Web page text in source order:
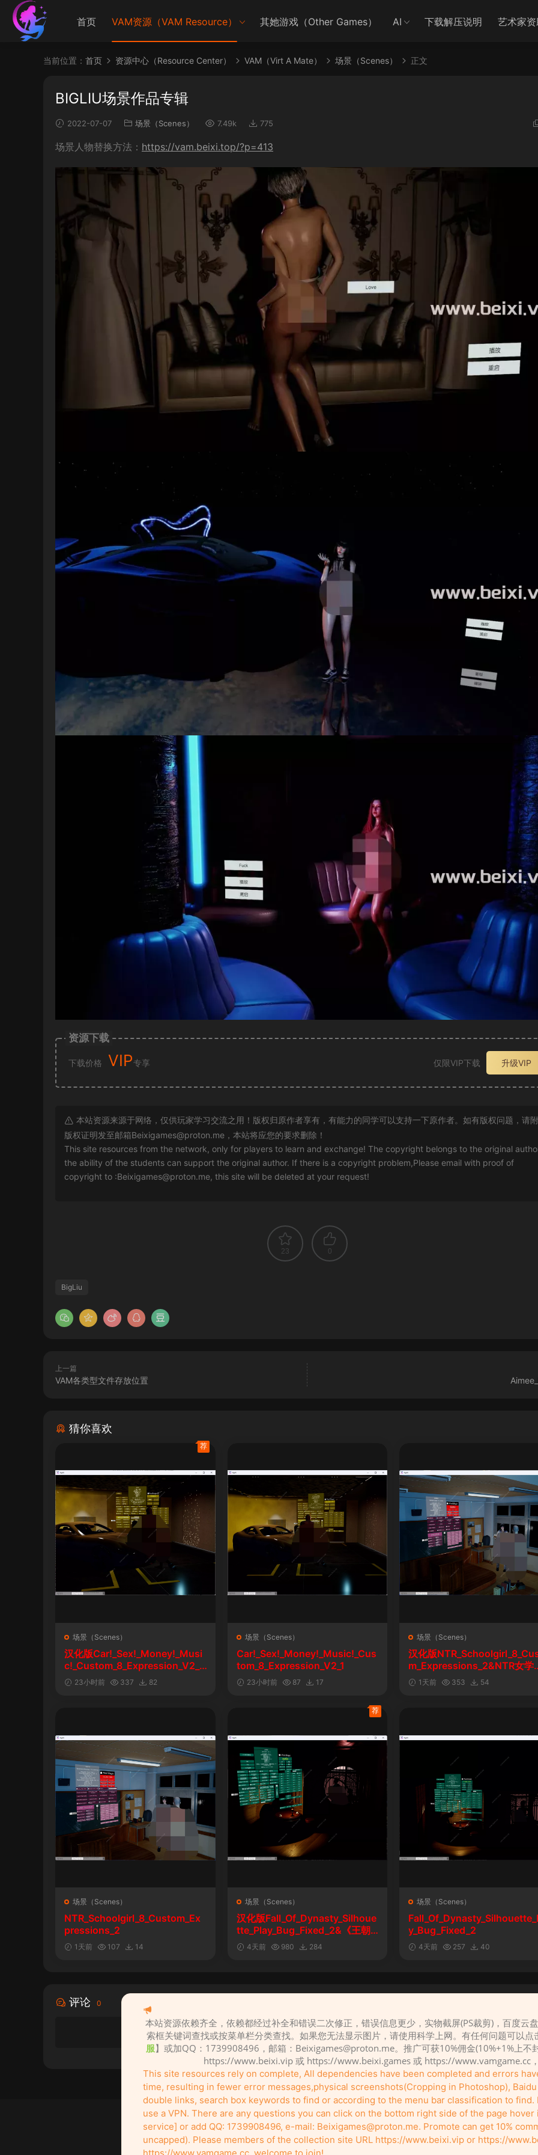
首页 VAM资源（VAM Resource） 其她游戏（Other Games） AI 下载解压说明 艺术家
当前位置： 首页 资源中心（Resource Center） VAM（Virt A Mate） 场景（Scenes） 正文
BIGLIU场景作品专辑
2022-07-07 场景（Scenes） 7.49k 775
场景人物替换方法： https://vam.beixi.top/?p=413
资源下载
下载价格 VIP专享 仅限VIP下载 升级VIP
本站资源来源于网络，仅供玩家学习交流之用！版权归原作者享有，有能力的同学可以支持一下原作者。如有版权问题，请
版权证明发至邮箱Beixigames@proton.me ，本站将应您的要求删除！
This site resources from the network, only for players to learn and exchange! The copyright belongs to the original
the ability of the students can support the original author. If there is a copyright problem,Please email with proof of
copyright to :Beixigames@proton.me, this site will be deleted at your request!
23 0
BigLiu
上一篇
VAM各类型文件存放位置
猜你喜欢
场景（Scenes）
汉化版Car!_Sex!_Money!_Musi
c!_Custom_8_Expression_V2_1
&车！性！钱！音乐！自定义表情
23小时前 337 82
荐
场景（Scenes）
Car!_Sex!_Money!_Music!_Cus
tom_8_Expression_V2_1
23小时前 87 17
场景（Scenes）
汉化版
m_Expressions_2&NTR女学
自定义表情
1天前 353 54
场景（Scenes）
NTR_Schoolgirl_8_Custom_Ex
pressions_2
1天前 107 14
场景（Scenes）
汉化版Fall_Of_Dynasty_Silhoue
tte_Play_Bug_Fixed_2&《王朝
陨落》剪影玩法修复版
4天前 980 284
荐
场景（Scenes）
y_Bug_Fixed_2
4天前 257 40
评论 0
请先登录
Copyleft © 2022-2026 beixi.vip - All Rights Freedom！
创作不易！有能力的同学可以去支持一下原创作者（我们绝对支持），当然了，您加入这里我们
It's not easy to create! Go support the original creators if you can (we definitely do), and of course, you're
本站资源依赖齐全，依赖都经过补全和错误二次修正，错误信息更少，实物截屏(PS裁剪)，百度云
索框关键词查找或按菜单栏分类查找。如果您无法显示图片，请使用科学上网。有任何问题可以点
服】或加QQ：1739908496，邮箱： Beixigames@proton.me。推广可获10%佣金(10%+1%上不
https://www.beixi.vip 或 https://www.beixi.games 或 https://www.vamgame.cc，
This site resources rely on complete, All dependencies have been completed and errors
time, resulting in fewer error messages,physical screenshots(Cropping in Photoshop),
double links, search box keywords to find or according to the menu bar classification to find.
use a VPN. There are any questions you can click on the bottom right side of the page
service] or add QQ: 1739908496, e-mail: Beixigames@proton.me. Promote can get 10%
uncapped). Please members of the collection site URL https://www.beixi.vip or https://